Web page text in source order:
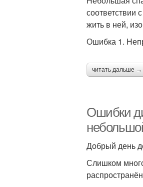
соответствии
жить в ней,
Ошибка 1.
читать дальше →
Ошибки
Добрый день
Слишком